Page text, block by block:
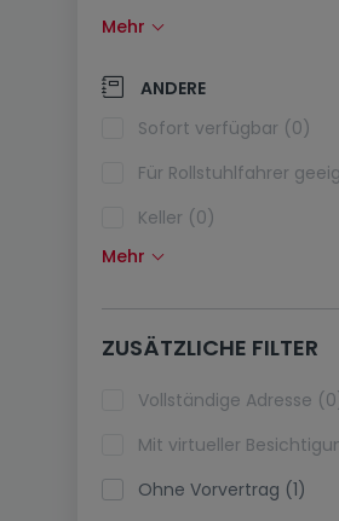
Solarzellen (0)
Wärmepumpe (0)
Klimaanlagen (0)
Glasfaser (0)
Mehr
ANDERE
Sofort verfügbar (0)
Für Rollstuhlfahrer
Keller (0)
Dachboden (0)
Fahrstuhl (0)
Haustiere erlaubt (0)
Ferienimmobilien (0)
Mehr
ZUSÄTZLICHE FILTER
Vollständige Adresse
Mit virtueller
Ohne Vorvertrag (1)